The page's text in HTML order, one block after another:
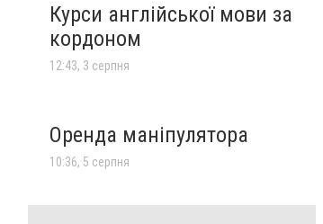
Курси англійської мови за
кордоном
12:43, 3 серпня
Оренда маніпулятора
10:36, 5 серпня